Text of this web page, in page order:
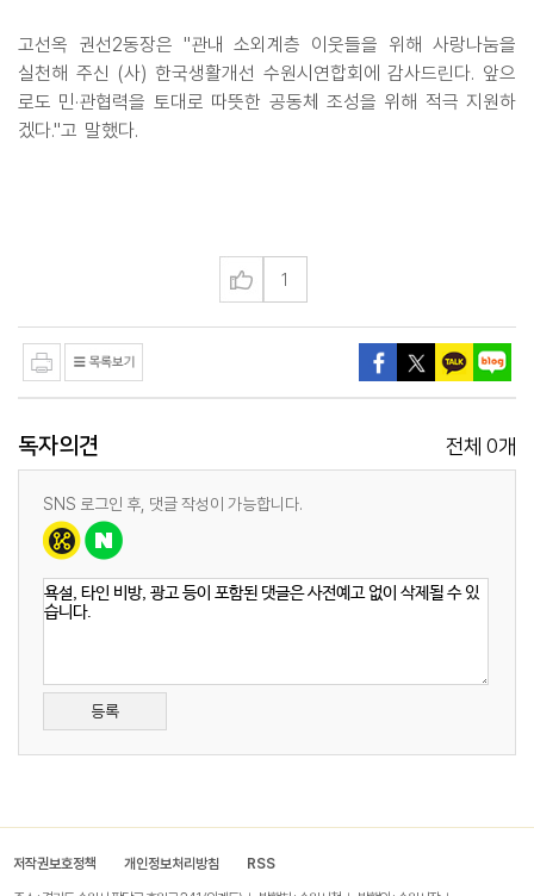
고선옥 권선2동장은 "관내 소외계층 이웃들을 위해 사랑나눔을
실천해 주신 (사) 한국생활개선 수원시연합회에 감사드린다. 앞으
로도 민·관협력을 토대로 따뜻한 공동체 조성을 위해 적극 지원하
겠다."고 말했다.
1
독자의견 전체 0개
SNS 로그인 후, 댓글 작성이 가능합니다.
등록
저작권보호정책 개인정보처리방침 RSS